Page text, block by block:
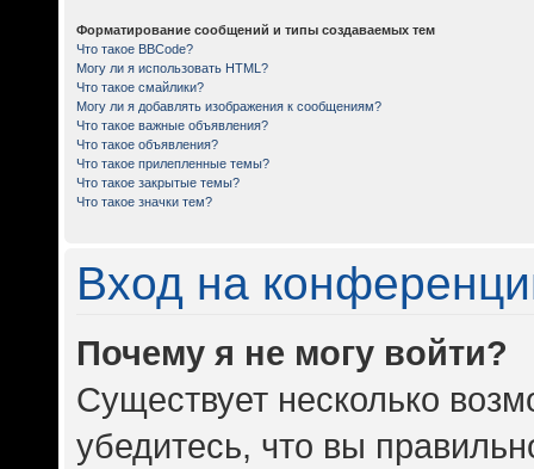
Форматирование сообщений и типы создаваемых тем
Что такое BBCode?
Могу ли я использовать HTML?
Что такое смайлики?
Могу ли я добавлять изображения к сообщениям?
Что такое важные объявления?
Что такое объявления?
Что такое прилепленные темы?
Что такое закрытые темы?
Что такое значки тем?
Вход на
Почему я не могу войти?
Существует несколько
убедитесь, что вы